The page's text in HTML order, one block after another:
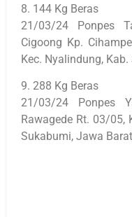
8. 144 Kg Beras
21/03/24 Ponpes
Cigoong Kp.
Kec. Nyalindung,
9. 288 Kg Beras
21/03/24 Ponpes
Rawagede Rt. 03/05,
Sukabumi, Jawa